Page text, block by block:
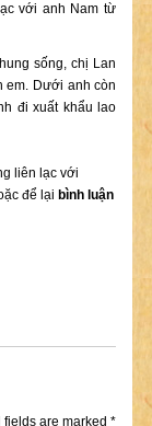
với anh Nam từ
sống, chị Lan
em. Dưới anh còn
đi xuất khẩu lao
liên lạc với
để lại bình luận
are marked *